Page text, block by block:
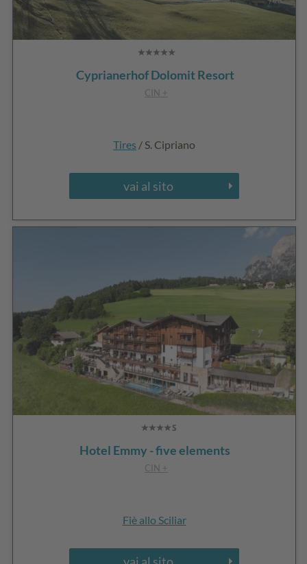
Cyprianerhof Dolomit Resort
CIN +
Tires / S. Cipriano
vai al sito
Hotel Emmy - five elements
CIN +
Fiè allo Sciliar